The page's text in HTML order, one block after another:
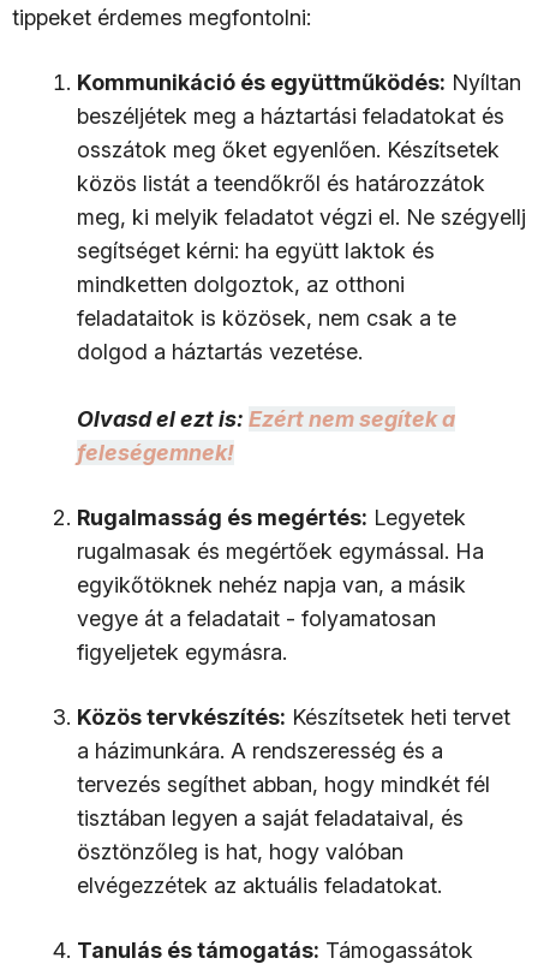
tippeket érdemes megfontolni:
Kommunikáció és együttműködés: Nyíltan
beszéljétek meg a háztartási feladatokat és
osszátok meg őket egyenlően. Készítsetek
közös listát a teendőkről és határozzátok
meg, ki melyik feladatot végzi el. Ne szégyellj
segítséget kérni: ha együtt laktok és
mindketten dolgoztok, az otthoni
feladataitok is közösek, nem csak a te
dolgod a háztartás vezetése.
Olvasd el ezt is: Ezért nem segítek a
feleségemnek!
Rugalmasság és megértés: Legyetek
rugalmasak és megértőek egymással. Ha
egyikőtöknek nehéz napja van, a másik
vegye át a feladatait - folyamatosan
figyeljetek egymásra.
Közös tervkészítés: Készítsetek heti tervet
a házimunkára. A rendszeresség és a
tervezés segíthet abban, hogy mindkét fél
tisztában legyen a saját feladataival, és
ösztönzőleg is hat, hogy valóban
elvégezzétek az aktuális feladatokat.
Tanulás és támogatás: Támogassátok